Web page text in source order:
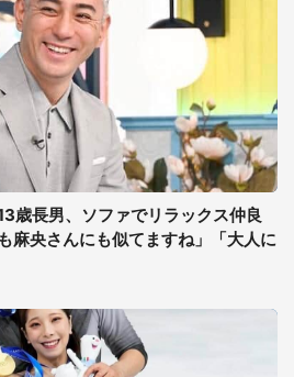
歳長男、ソファでリラックス仲良
麻央さんにも似てますね」「大人に